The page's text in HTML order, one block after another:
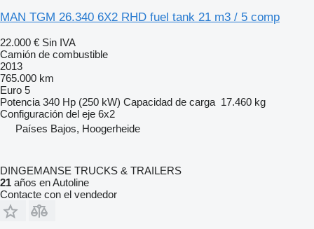
MAN TGM 26.340 6X2 RHD fuel tank 21 m3 / 5 comp
22.000 € Sin IVA
Camión de combustible
2013
765.000 km
Euro 5
Potencia 340 Hp (250 kW) Capacidad de carga 17.460 kg
Configuración del eje 6x2
Países Bajos, Hoogerheide
DINGEMANSE TRUCKS & TRAILERS
21 años en Autoline
Contacte con el vendedor